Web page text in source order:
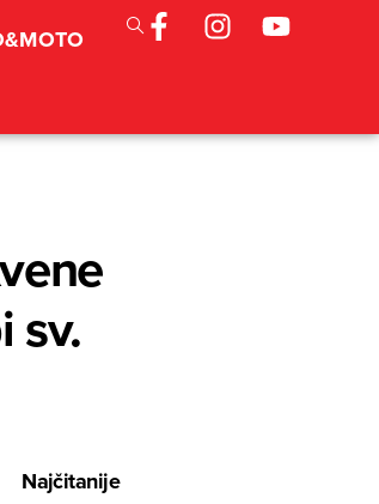
sv.
Najčitanije